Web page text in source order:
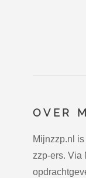
OVER
Mijnzzp.nl
zzp-ers. Via